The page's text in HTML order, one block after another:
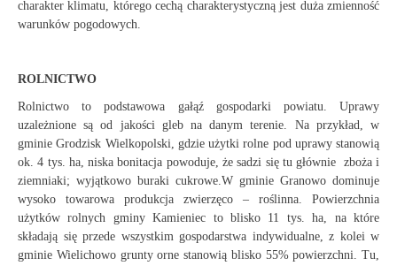
charakter klimatu, którego cechą charakterystyczną jest duża zmienność
warunków pogodowych.
ROLNICTWO
Rolnictwo to podstawowa gałąź gospodarki powiatu. Uprawy
uzależnione są od jakości gleb na danym terenie. Na przykład, w
gminie Grodzisk Wielkopolski, gdzie użytki rolne pod uprawy stanowią
ok. 4 tys. ha, niska bonitacja powoduje, że sadzi się tu głównie zboża i
ziemniaki; wyjątkowo buraki cukrowe.W gminie Granowo dominuje
wysoko towarowa produkcja zwierzęco – roślinna. Powierzchnia
użytków rolnych gminy Kamieniec to blisko 11 tys. ha, na które
składają się przede wszystkim gospodarstwa indywidualne, z kolei w
gminie Wielichowo grunty orne stanowią blisko 55% powierzchni. Tu,